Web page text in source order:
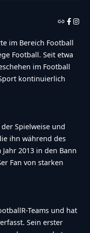
im Bereich Football
Football. Seit etwa
im Football
kontinuierlich
Spielweise und
ihn während des
2013 in den Bann
Fan von starken
Teams und hat
Sein erster